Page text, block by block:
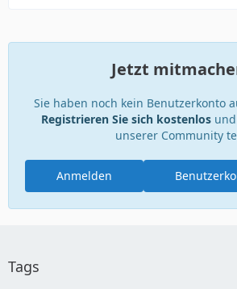
Jetzt
Sie haben noch kein Benutzerkonto
Registrieren Sie sich kostenlosund
unserer Community
Anmelden
Tags